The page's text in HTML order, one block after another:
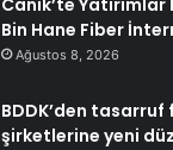
Bin Hane Fiber
Ağustos 8, 2026
BDDK’den
şirketlerine yeni